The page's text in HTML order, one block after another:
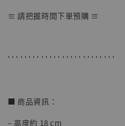
【店內現貨】七龍珠 系
NT$ 5,580
≡ 請把握時間下單預購 ≡
' ' ' ' ' ' ' ' ' ' ' ' ' ' ' ' ' ' ' ' ' ' ' ' ' '
■ 商品資訊：
– 高度約 18 cm